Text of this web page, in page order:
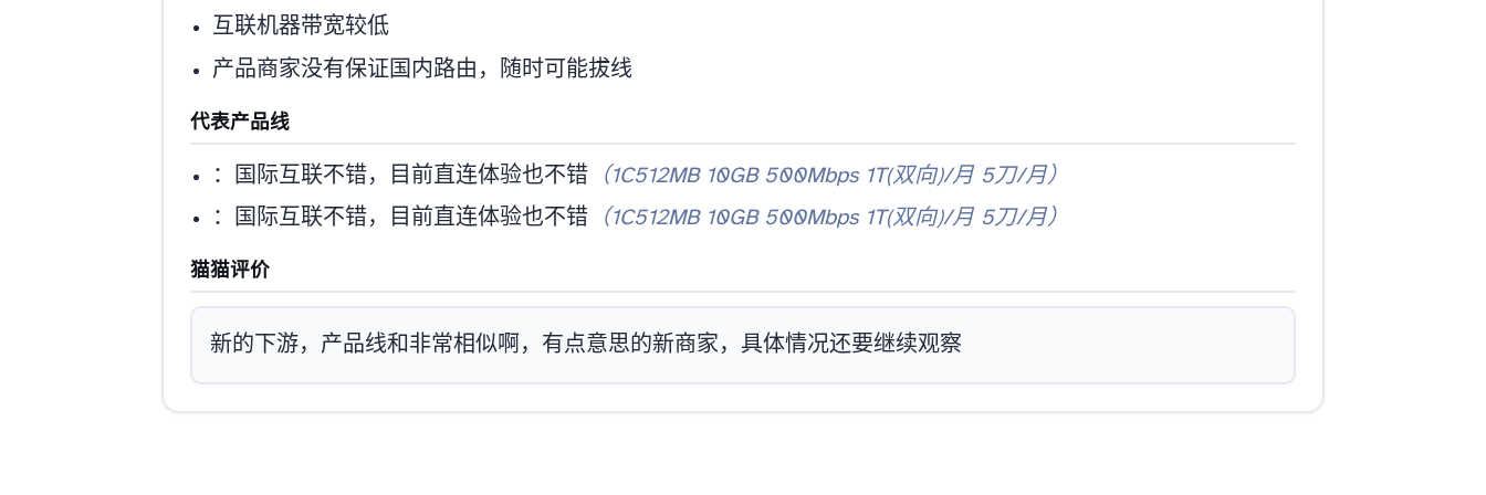
互联机器带宽较低
T1产品商家没有保证国内路由，随时可能拔线
代表产品线
：国际互联不错，目前直连体验也不错 （1C512MB 10GB 500Mbps 1T(双向)/月 5刀/月）
：国际互联不错，目前直连体验也不错 （1C512MB 10GB 500Mbps 1T(双向)/月 5刀/月）
猫猫评价
新的Sakura下游，产品线和YXVM/ISIF/Fxtransit非常相似啊，有点意思的新商家，具体情况还要继续观察